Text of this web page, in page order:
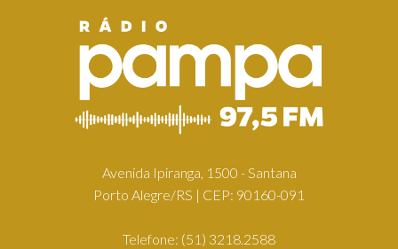
Avenida Ipiranga, 1500 - Santana
Porto Alegre/RS | CEP: 90160-091
Telefone: (51) 3218.2588